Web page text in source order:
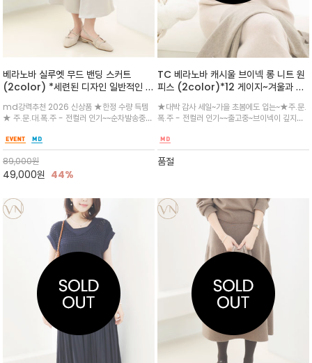
베라노바 실루엣 무드 밴딩 스커트
(2color) *세련된 디자인 일반적인 플
레어와 다른 흐르는 드레이프를 자연스
럽게 만들어 너무 이쁜 롱스커트 입니다
md강력추천 2026 신상품 ★한정 수량 득템
★ 주.문.대.폭.주 - 전컬러 인기~~순차발송중
과 유연한 드레이프성(흐르는 성질)이 움직일 때
마다 우아하게 퍼지는 나팔꽃 형태의 라인을 연
출하여 사랑스럽고 네추럴한 무드
89,000원
49,000원 44%
TC 베라노바 캐시울 브이넥 롱 니트 원
피스 (2color)*12 게이지~겨울과 봄
까지 따듯~럭셔리한 부드러움 캐시미어
터치감을 가미한~셋업 스타일로 착용할
시 포멀하고 고급스러운 분위기~
★대박 감사 세일~가을 초봄에도 입는~★주.문.
폭.주 - 전컬러 인기~~출고중~브이넥이 깊지않
콜은 언제나 무난한~비스코스를 블랜딩하여 원
단 촉감굿
품절